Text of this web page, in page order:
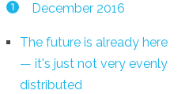
1 December 2016
The future is already here
— it's just not very evenly
distributed